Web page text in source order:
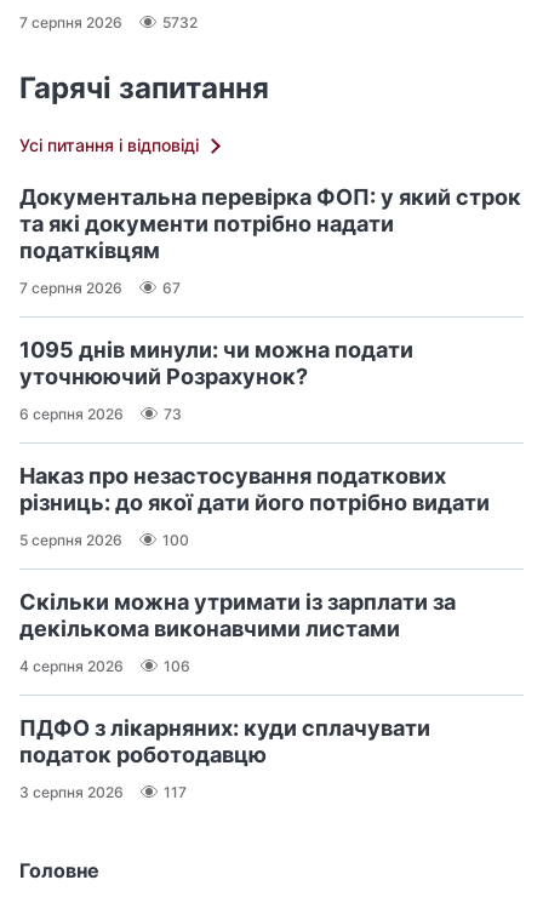
Головне
7 серпня 2026 5732
Гарячі запитання
Усі питання і відповіді
Документальна перевірка ФОП: у який строк
та які документи потрібно надати
податківцям
7 серпня 2026 67
1095 днів минули: чи можна подати
уточнюючий Розрахунок?
6 серпня 2026 73
Наказ про незастосування податкових
різниць: до якої дати його потрібно видати
5 серпня 2026 100
Скільки можна утримати із зарплати за
декількома виконавчими листами
4 серпня 2026 106
ПДФО з лікарняних: куди сплачувати
податок роботодавцю
3 серпня 2026 117